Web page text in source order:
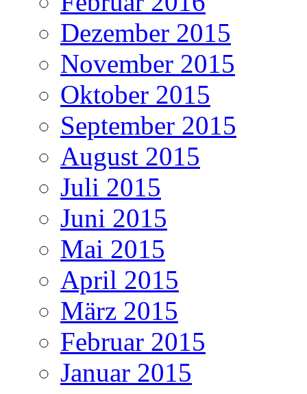
Dezember 2015
November 2015
Oktober 2015
September 2015
August 2015
Juli 2015
Juni 2015
Mai 2015
April 2015
März 2015
Februar 2015
Januar 2015